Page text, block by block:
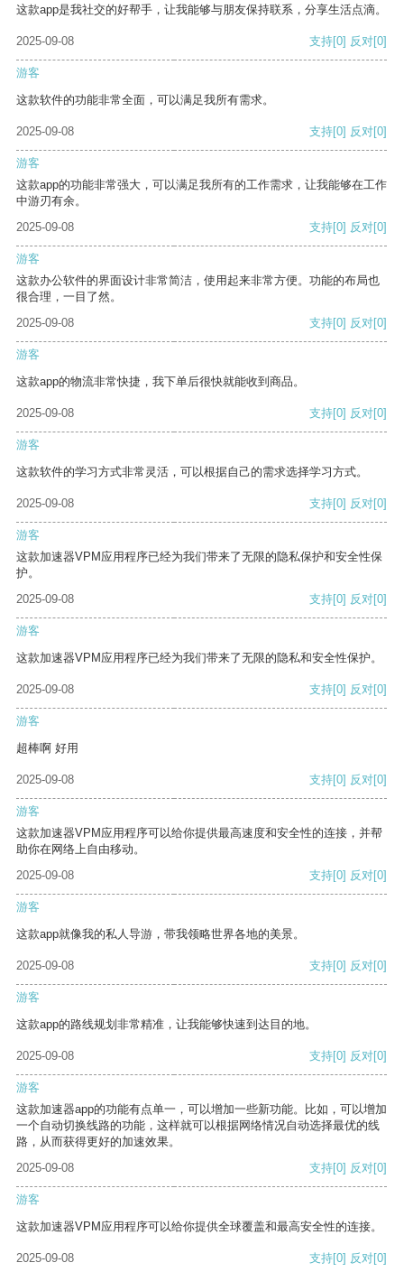
这款app是我社交的好帮手，让我能够与朋友保持联系，分享生活点滴。
2025-09-08 支持[0] 反对[0]
游客
这款软件的功能非常全面，可以满足我所有需求。
2025-09-08 支持[0] 反对[0]
游客
这款app的功能非常强大，可以满足我所有的工作需求，让我能够在工作
中游刃有余。
2025-09-08
支持[0] 反对[0]
游客
这款办公软件的界面设计非常简洁，使用起来非常方便。功能的布局也
很合理，一目了然。
2025-09-08
支持[0] 反对[0]
游客
这款app的物流非常快捷，我下单后很快就能收到商品。
2025-09-08 支持[0] 反对[0]
游客
这款软件的学习方式非常灵活，可以根据自己的需求选择学习方式。
2025-09-08 支持[0] 反对[0]
游客
这款加速器VPM应用程序已经为我们带来了无限的隐私保护和安全性保
护。
2025-09-08
支持[0] 反对[0]
游客
这款加速器VPM应用程序已经为我们带来了无限的隐私和安全性保护。
2025-09-08 支持[0] 反对[0]
游客
超棒啊 好用
2025-09-08 支持[0] 反对[0]
游客
这款加速器VPM应用程序可以给你提供最高速度和安全性的连接，并帮
助你在网络上自由移动。
2025-09-08
支持[0] 反对[0]
游客
这款app就像我的私人导游，带我领略世界各地的美景。
2025-09-08 支持[0] 反对[0]
游客
这款app的路线规划非常精准，让我能够快速到达目的地。
2025-09-08 支持[0] 反对[0]
游客
这款加速器app的功能有点单一，可以增加一些新功能。比如，可以增加
一个自动切换线路的功能，这样就可以根据网络情况自动选择最优的线
路，从而获得更好的加速效果。
2025-09-08
支持[0] 反对[0]
游客
这款加速器VPM应用程序可以给你提供全球覆盖和最高安全性的连接。
2025-09-08 支持[0] 反对[0]